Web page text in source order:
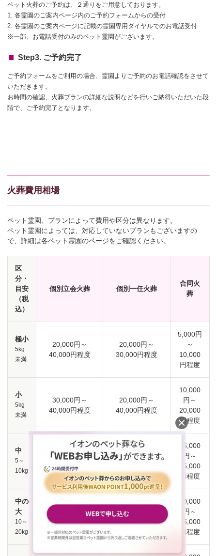
ペット火葬のご予約は、２通りをご用意しております。
1. 各霊園のご案内ページ内のご予約フォームからの受付
2. 各霊園のご案内ページに記載の霊園専用ダイヤルでのお電話受付
※一部、お電話受付のみのペット霊園がございます。
Step3. ご予約完了
ご予約フォームをご利用の場合、霊園よりご予約のお電話確認をさせて
いただきます。
お時間の確認、火葬プランの詳細な説明などを行いご納得いただいた段
階で、ご予約完了となります。
火葬費用相場
ペット霊園、プランによって費用や区分は異なります。
ペット霊園によっては、対応していないプランもございますの
で、詳細は各ペット霊園のページをご確認ください。
区
分・
目安
（税
込）
個別立会火葬 個別一任火葬
合同火
葬
極小
5kg
未満
20,000円～
40,000円程度
20,000円～
30,000円程度
5,000円
～
10,000
円程度
小
5kg
未満
30,000円～
40,000円程度
20,000円～
40,000円程度
10,000
円～
20,000
円程度
中
5～
10kg
35,000円～
40,000円程度
20,000円～
15,000
円～
25,000
円程度
中の
大
10～
20kg
40,000円～
50,000円程度
30,000円～
40,000円程度
20,000
円～
25,000
円程度